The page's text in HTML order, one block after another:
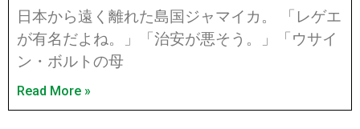
日本から遠く離れた島国ジャマイカ。 「レゲエ
が有名だよね。」「治安が悪そう。」「ウサイ
ン・ボルトの母
Read More »